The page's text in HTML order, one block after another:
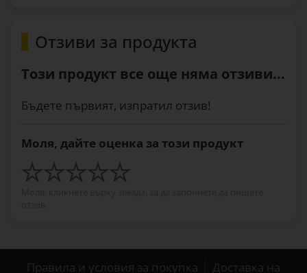
Отзиви за продукта
Този продукт все още няма отзиви...
Бъдете първият, изпратил отзив!
Моля, дайте оценка за този продукт
Правила и условия за покупка Доставка на